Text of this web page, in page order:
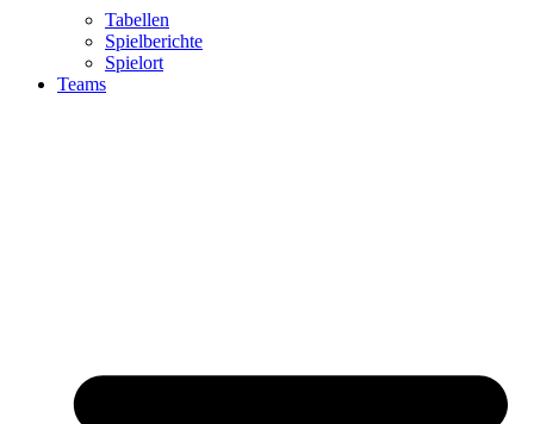
Tabellen
Spielberichte
Spielort
Teams